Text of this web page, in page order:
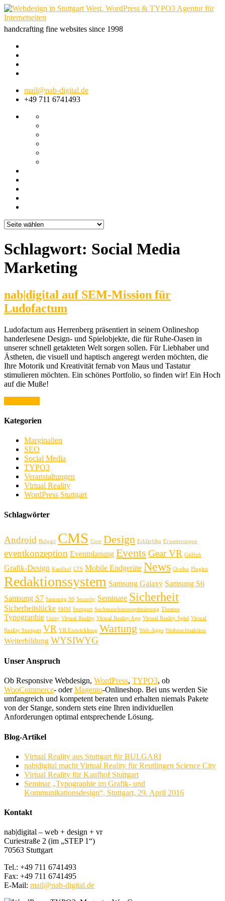
handcrafting fine websites since 1998
mail@nab-digital.de
+49 711 6741493
Schlagwort: Social Media
Marketing
nab|digital auf SEM-Mission für
Ludofactum
Ludofactum aus Herrenberg präsentiert in seinem Onlineshop
handerlesene Design- und Spielobjekte, die für Ruhe-Oasen in
unserer schnell getakteten Welt sorgen sollen. Für Liebhaber und
Ästheten, die visuell und haptisch angeregt werden möchten, die
Ihre Motorik und Kreativität fernab von Maus und Tastatur
stimulieren möchten. Ein schönes Portfolio, so finden wir! Ein Hoch
auf die Muße!
Kategorien
Marginalien
SEO
Social Media
TYPO3
Veranstaltungen
Virtual Reality
WordPress Stuttgart
Schlagwörter
Android Bulgari CMS Core Design Erklärfilm Erweiterungen
eventkonzeption Eventplanung Events Gear VR GitHub
Grafik-Design Kaufhof LTS Mobile Endgeräte News Oculus Plugins
Redaktionssystem Samsung Galaxy Samsung S6
Samsung S7 Samsung S8 Security Seminare Sicherheit
Sicherheitslücke SMM Stuttgart Suchmaschinenoptimierung Themes
Typographie Unity Virtual Reality Virtual Reality App Virtual Reality Spiel Virtual
Reality Stuttgart VR VR Entwicklung Wartung Web-Apps Weihnachtsaktion
Weiterbildung WYSIWYG
Unser Anspruch
Ob Responsive Webdesign, WordPress, TYPO3, ob
WooCommerce- oderMagento-Onlineshop. Bei uns werden Sie
umfangreich und kompetent beraten und erhalten niemals Pakete
von der Stange, sondern stets eine Ihren individuellen
Anforderungen optimal entsprechende Lösung.
Blog-Artikel
Virtual Reality aus Stuttgart für BULGARI
nab|digital macht Virtual Reality für Reutlingen Science City
Virtual Reality für Kaufhof Stuttgart
Seminar „Typographie im Grafik- und
Kommunikationsdesign“, Stuttgart, 29. April 2016
Kontakt
nab|digital – web + design + vr
Curiestraße 2 (im „STEP 1“)
70563 Stuttgart
Tel.: +49 711 6741493
Fax: +49 711 6741495
E-Mail: mail@nab-digital.de